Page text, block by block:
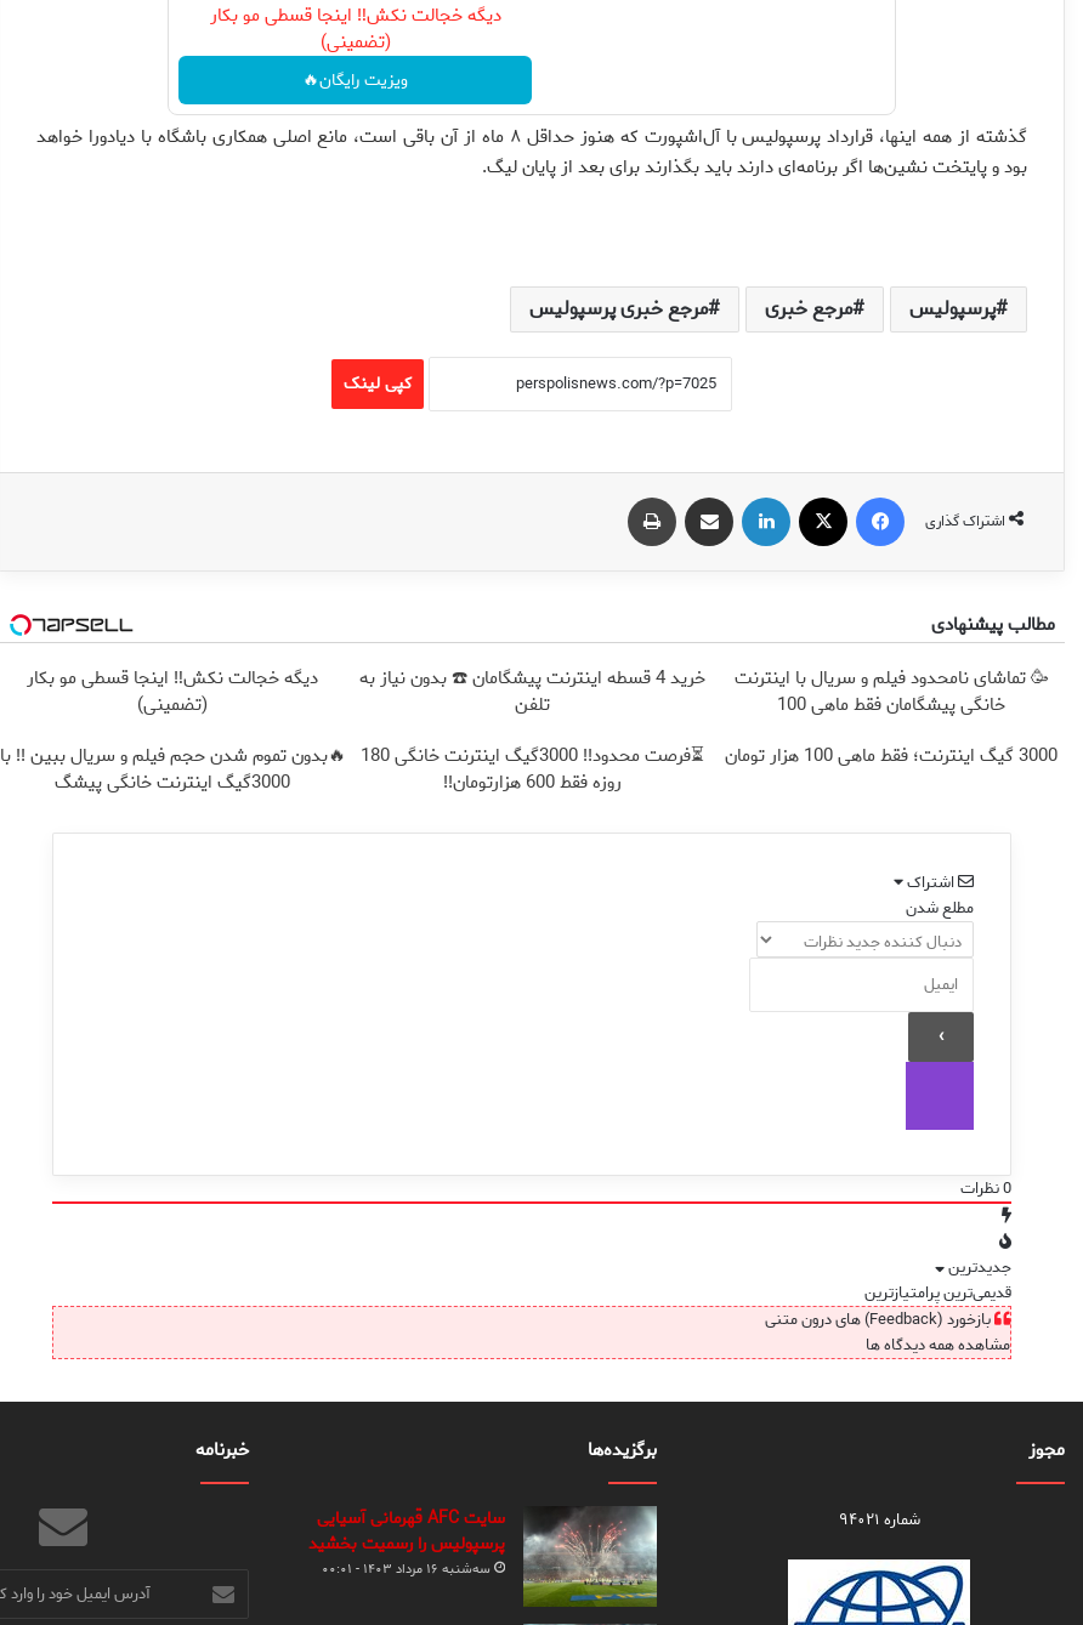
دیگه خجالت نکش‼️ اینجا قسطی مو بکار
(تضمینی)
ویزیت رایگان🔥
گذشته از همه اینها، قرارداد پرسپولیس با آل‌اشپورت که هنوز حداقل ۸ ماه از آن باقی است، مانع اصلی همکاری باشگاه با دیادورا خواهد
بود و پایتخت نشین‌ها اگر برنامه‌ای دارند باید بگذارند برای بعد از پایان لیگ.
پرسپولیس مرجع خبری مرجع خبری پرسپولیس
کپی لینک
اشتراک گذاری
فیس بوک لینکدین اشتراک گذاری از طریق ایمیل
مطالب پیشنهادی
🥳 تماشای نامحدود فیلم و سریال با اینترنت
خانگی پیشگامان فقط ماهی 100
خرید 4 قسطه اینترنت پیشگامان ☎️ بدون نیاز به
تلفن
دیگه خجالت نکش‼️ اینجا قسطی مو بکار
(تضمینی)
3000 گیگ اینترنت؛ فقط ماهی 100 هزار تومان
⏳فرصت محدود!! 3000گیگ اینترنت خانگی 180
روزه فقط 600 هزارتومان!!
🔥بدون تموم شدن حجم فیلم و سریال ببین !! با
3000گیگ اینترنت خانگی پیشگ
اشتراک
مطلع شدن
0نظرات
جدیدترین
قدیمی‌ترینپرامتیازترین
بازخورد (Feedback) های درون متنی
مشاهده همه دیدگاه ها
مجوز
شماره ۹۴۰۲۱
برگزیده‌ها
سایت AFC قهرمانی آسیایی
پرسپولیس را رسمیت بخشید
سه‌شنبه ۱۶ مرداد ۱۴۰۳ - ۰۰:۰۱
خبرنامه
آدرس
ایمیل